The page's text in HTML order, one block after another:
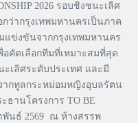
2026 รอบชิงชนะเลิศ
ว่ากรุงเทพมหานครเป็นภาค
ข่งขันจากกรุงเทพมหานคร
คัดเลือกทีมที่เหมาะสมที่สุด
เลิศระดับประเทศ และมี
ากทูลกระหม่อมหญิงอุบลรัตน
านโครงการ TO BE
พันธ์ 2569 ณ ห้างสรรพ